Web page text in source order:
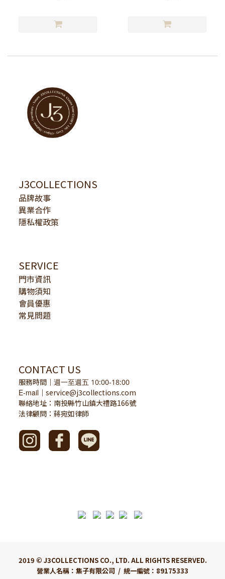
J3COLLECTIONS
品牌故事
異業合作
隱私權政策
SERVICE
門市資訊
購物須知
會員優惠
常見問題
CONTACT US
服務時間 ｜ 週一至週五 10:00-18:00
E-mail ｜ service@j3collections.com
聯絡地址：南投縣竹山鎮大禮路166號
法律顧問：蔣宛如律師
2019 © J3COLLECTIONS CO., LTD. ALL RIGHTS RESERVED.
營業人名稱：集子有限公司 / 統一編號：89175333